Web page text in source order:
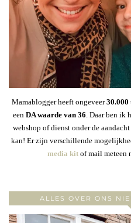
Mamablogger heeft ongeveer30.000
een DA waarde van 36 . Daar ben
webshop of dienst onder de
kan! Er zijn verschillende
media kitof mail meteen
ALLES OVER ONS